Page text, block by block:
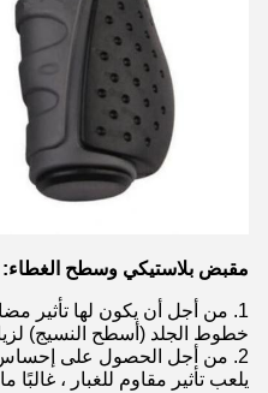
مقبض بلاستيكي وسطح الغطاء:
1. من أجل أن يكون لها تأثير
خطوط الجلد (أسطح النسيج)
2. من أجل الحصول على
يلعب تأثير مقاوم للغبار ،